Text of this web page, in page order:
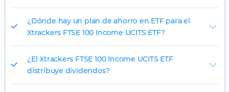
¿Dónde hay un plan de ahorro en ETF para el
Xtrackers FTSE 100 Income UCITS ETF?
¿El Xtrackers FTSE 100 Income UCITS ETF
distribuye dividendos?